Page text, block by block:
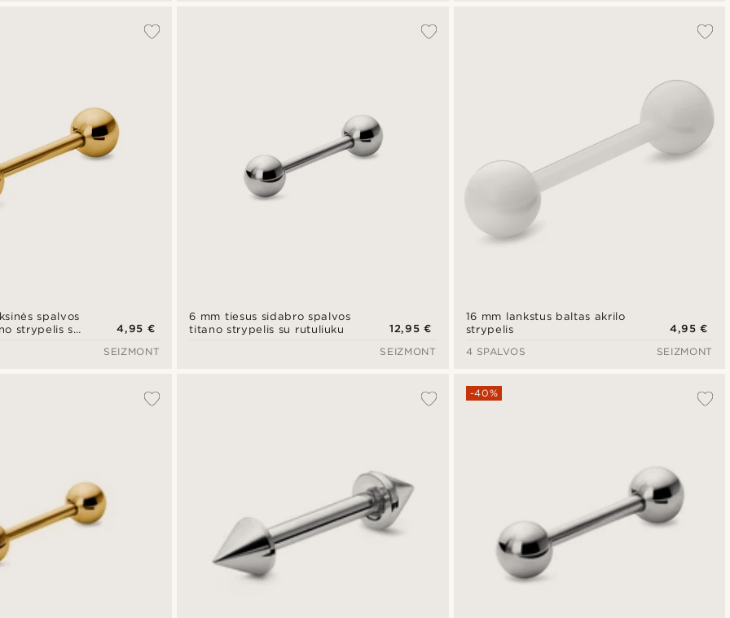
spalvos
strypelis su
4,95 €
SEIZMONT
6 mm tiesus sidabro spalvos
titano strypelis su rutuliuku
12,95 €
SEIZMONT
16 mm lankstus baltas akrilo
strypelis
4,95 €
4 SPALVOS
SEIZMONT
-40%